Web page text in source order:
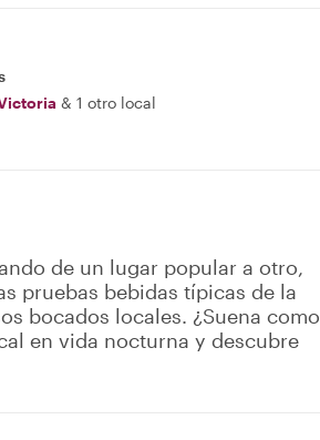
& 1 otro local
de un lugar popular a otro,
pruebas bebidas típicas de la
bocados locales. ¿Suena como
en vida nocturna y descubre